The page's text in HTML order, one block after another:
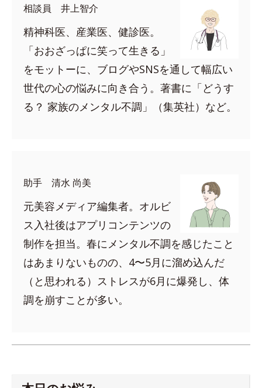
相談員 井上智介
精神科医、産業医、健診医。
「おおざっぱに笑って生きる」
をモットーに、ブログやSNSを通して幅広い
世代の心の悩みに向き合う。著書に「どうす
る？ 家族のメンタル不調」（集英社）など。
助手 清水 尚美
元美容メディア編集者。オルビ
ス入社後はアプリコンテンツの
制作を担当。春にメンタル不調を感じたこと
はあまりないものの、4〜5月に溜め込んだ
（と思われる）ストレスが6月に爆発し、体
調を崩すことが多い。